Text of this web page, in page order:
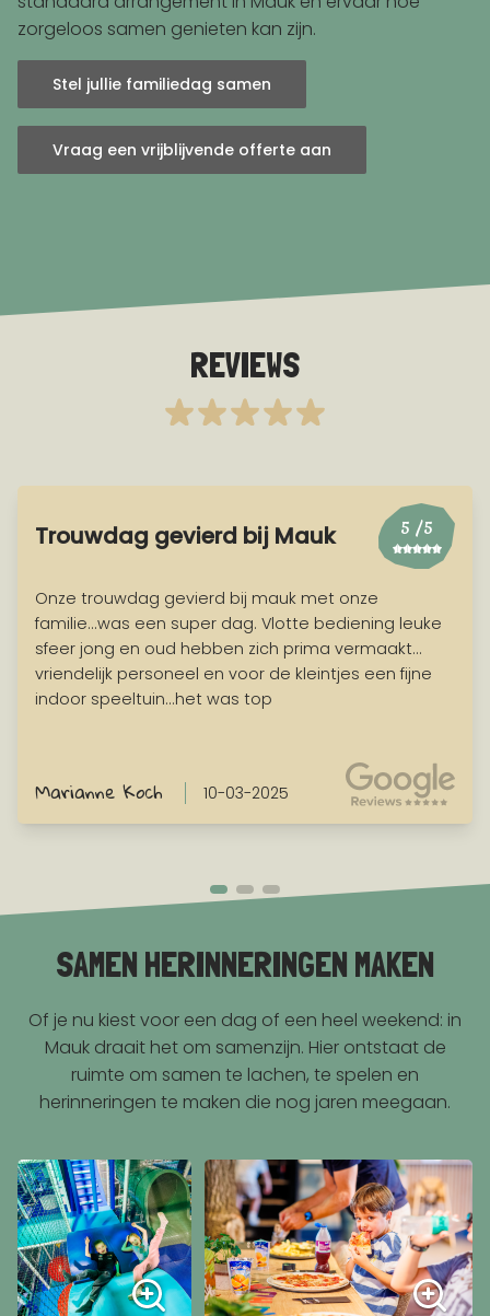
zorgeloos samen genieten kan zijn.
Stel jullie familiedag samen
Vraag een vrijblijvende offerte aan
REVIEWS
Trouwdag gevierd bij Mauk 5 /5
Onze trouwdag gevierd bij mauk met onze
familie...was een super dag. Vlotte bediening leuke
sfeer jong en oud hebben zich prima vermaakt...
vriendelijk personeel en voor de kleintjes een fijne
indoor speeltuin...het was top
Marianne Koch 10-03-2025
SAMEN HERINNERINGEN MAKEN
Of je nu kiest voor een dag of een heel weekend: in
Mauk draait het om samenzijn. Hier ontstaat de
ruimte om samen te lachen, te spelen en
herinneringen te maken die nog jaren meegaan.